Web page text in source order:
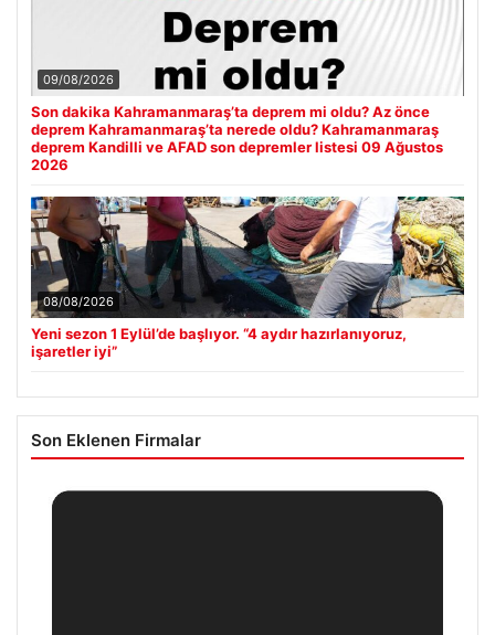
09/08/2026
Son dakika Kahramanmaraş’ta deprem mi oldu? Az önce
deprem Kahramanmaraş’ta nerede oldu? Kahramanmaraş
deprem Kandilli ve AFAD son depremler listesi 09 Ağustos
2026
08/08/2026
Yeni sezon 1 Eylül’de başlıyor. “4 aydır hazırlanıyoruz,
işaretler iyi”
Son Eklenen Firmalar